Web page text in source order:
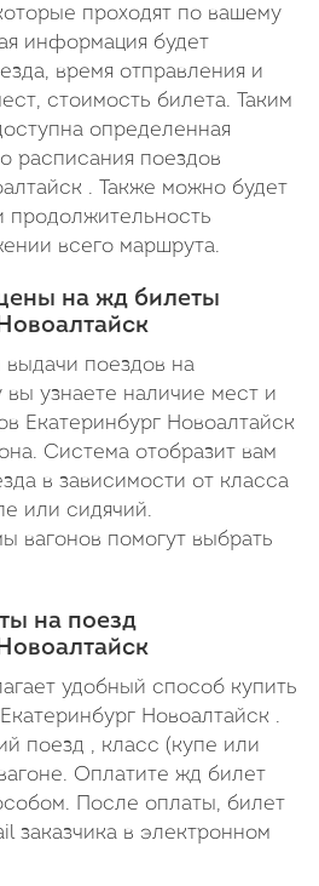
день
4
часа
33
минуты
проходят по вашему
информация будет
время отправления и
стоимость билета. Таким
определенная
расписания поездов
. Также можно будет
продолжительность
всего маршрута.
на жд билеты
поездов на
вы узнаете наличие мест и
Екатеринбург Новоалтайск
Система отобразит вам
в зависимости от класса
или сидячий.
вагонов помогут выбрать
на поезд
удобный способ купить
Новоалтайск .
поезд , класс (купе или
Оплатите жд билет
После оплаты, билет
заказчика в электронном